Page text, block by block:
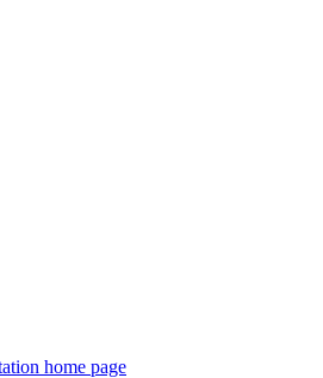
home page